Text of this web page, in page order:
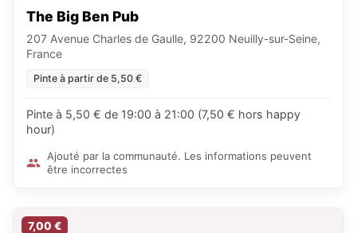
The Big Ben Pub
207 Avenue Charles de Gaulle, 92200 Neuilly-sur-Seine,
France
Pinte à partir de 5,50 €
Pinte à 5,50 € de 19:00 à 21:00 (7,50 € hors happy
hour)
Ajouté par la communauté. Les informations peuvent
être incorrectes
7,00 €